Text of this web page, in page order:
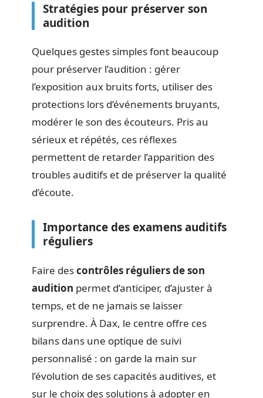
Stratégies pour préserver son
audition
Quelques gestes simples font beaucoup
pour préserver l’audition : gérer
l’exposition aux bruits forts, utiliser des
protections lors d’événements bruyants,
modérer le son des écouteurs. Pris au
sérieux et répétés, ces réflexes
permettent de retarder l’apparition des
troubles auditifs et de préserver la qualité
d’écoute.
Importance des examens auditifs
réguliers
Faire descontrôles réguliers de son
audition permet d’anticiper, d’ajuster à
temps, et de ne jamais se laisser
surprendre. À Dax, le centre offre ces
bilans dans une optique de suivi
personnalisé : on garde la main sur
l’évolution de ses capacités auditives, et
sur le choix des solutions à adopter en